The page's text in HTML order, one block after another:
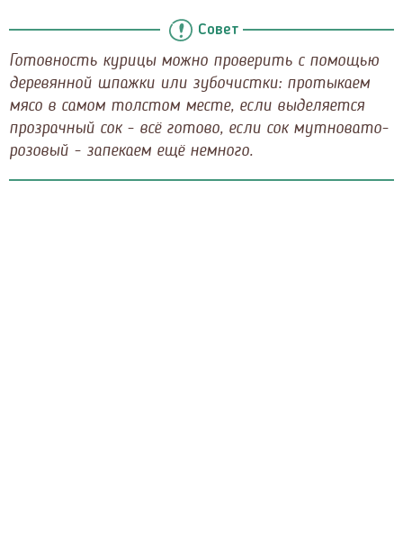
Совет
Готовность курицы можно проверить с помощью
деревянной шпажки или зубочистки: протыкаем
мясо в самом толстом месте, если выделяется
прозрачный сок - всё готово, если сок мутновато-
розовый - запекаем ещё немного.